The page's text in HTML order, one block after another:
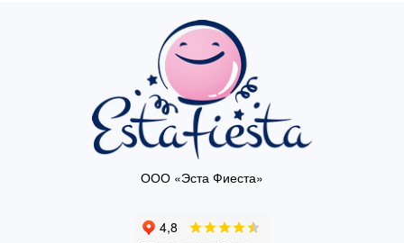
ООО «Эста Фиеста»